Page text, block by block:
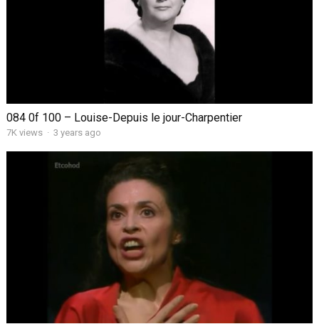
084 0f 100 – Louise-Depuis le jour-Charpentier
7K views · 3 years ago